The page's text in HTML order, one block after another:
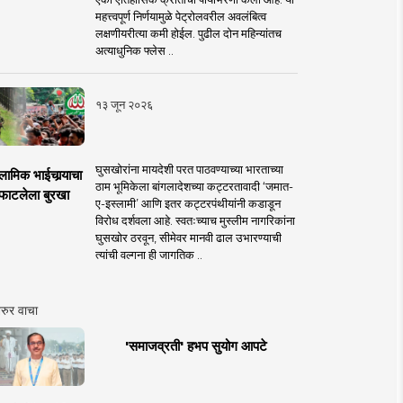
महत्त्वपूर्ण निर्णयामुळे पेट्रोलवरील अवलंबित्व
लक्षणीयरीत्या कमी होईल. पुढील दोन महिन्यांतच
अत्याधुनिक फ्लेस ..
१३ जून २०२६
भाईचार्‍याचा
बुरखा
घुसखोरांना मायदेशी परत पाठवण्याच्या भारताच्या
ठाम भूमिकेला बांगलादेशच्या कट्टरतावादी ‘जमात-
ए-इस्लामी’ आणि इतर कट्टरपंथीयांनी कडाडून
विरोध दर्शवला आहे. स्वतःच्याच मुस्लीम नागरिकांना
घुसखोर ठरवून, सीमेवर मानवी ढाल उभारण्याची
त्यांची वल्गना ही जागतिक ..
वाचा
'समाजव्रती' हभप सुयोग आपटे